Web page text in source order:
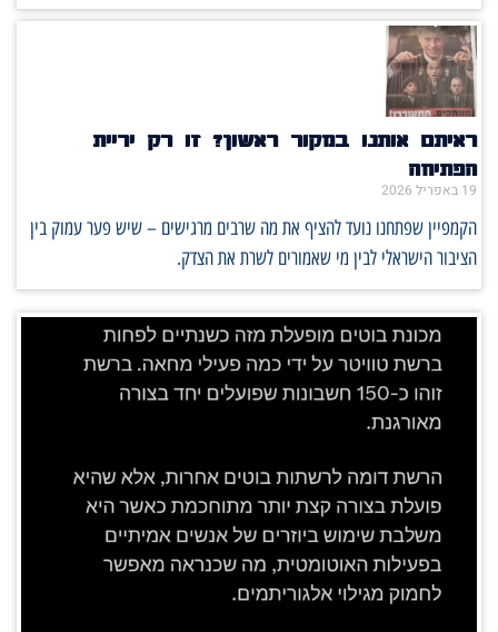
ראיתם אותנו במקור ראשון? זו רק יריית
הפתיחה
19 באפריל 2026
הקמפיין שפתחנו נועד להציף את מה שרבים מרגישים – שיש פער עמוק בין
הציבור הישראלי לבין מי שאמורים לשרת את הצדק.